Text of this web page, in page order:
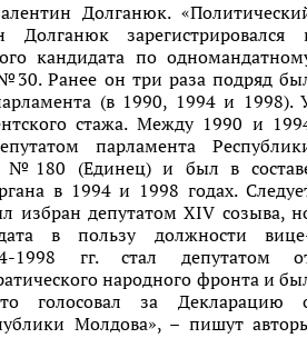
Долганюк.
Долганюк зарегистрировался
кандидата по
Ранее он три раза подряд
(в 1990, 1994 и 1998).
стажа. Между 1990 и
парламента
№180 (Единец) и был в
в 1994 и 1998 годах.
избран депутатом XIV созыва,
в пользу должности
1998 гг. стал депутатом
народного фронта и
голосовал за Декларацию
Молдова», – пишут